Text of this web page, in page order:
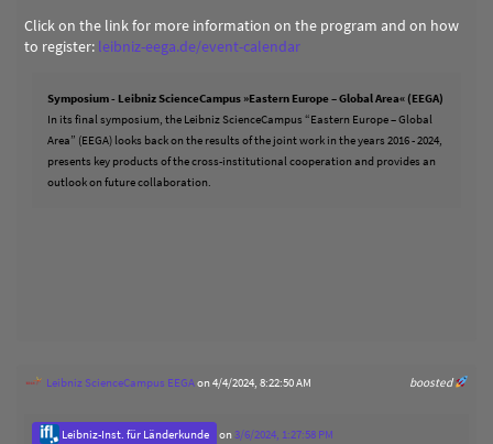
Click on the link for more information on the program and on how
to register: leibniz-eega.de/event-calendar
Symposium - Leibniz ScienceCampus »Eastern Europe – Global Area« (EEGA)
In its final symposium, the Leibniz ScienceCampus “Eastern Europe – Global
Area” (EEGA) looks back on the results of the joint work in the years 2016 - 2024,
presents key products of the cross-institutional cooperation and provides an
outlook on future collaboration.
boosted
Leibniz ScienceCampus EEGAon 4/4/2024, 8:22:50 AM
Leibniz-Inst. für Länderkunde on3/6/2024, 1:27:58 PM